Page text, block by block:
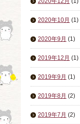
2020年10月 (1)
2020年9月 (1)
2019年12月 (1)
2019年9月 (1)
2019年8月 (2)
2019年7月 (2)